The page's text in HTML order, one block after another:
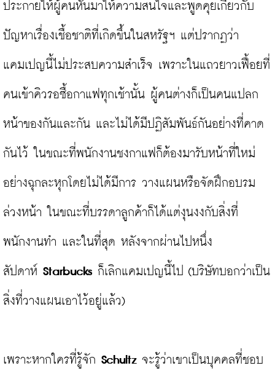
ประกายให้ผู้คนหันมาให้ความสนใจและพูดคุยเกี่ยวกับ
ปัญหาเรื่องเชื้อชาติที่เกิดขึ้นในสหรัฐฯ แต่ปรากฏว่า
แคมเปญนี้ไม่ประสบความสำเร็จ เพราะในแถวยาวเฟื้อยที่
คนเข้าคิวรอซื้อกาแฟทุกเช้านั้น ผู้คนต่างก็เป็นคนแปลก
หน้าของกันและกัน และไม่ได้มีปฏิสัมพันธ์กันอย่างที่คาด
กันไว้ ในขณะที่พนักงานชงกาแฟก็ต้องมารับหน้าที่ใหม่
อย่างฉุกละหุกโดยไม่ได้มีการ วางแผนหรือจัดฝึกอบรม
ล่วงหน้า ในขณะที่บรรดาลูกค้าก็ได้แต่งุนงงกับสิ่งที่
พนักงานทำ และในที่สุด หลังจากผ่านไปหนึ่ง
สัปดาห์ Starbucks ก็เลิกแคมเปญนี้ไป (บริษัทบอกว่าเป็น
สิ่งที่วางแผนเอาไว้อยู่แล้ว)
เพราะหากใครที่รู้จัก Schultz จะรู้ว่าเขาเป็นบุคคลที่ชอบ